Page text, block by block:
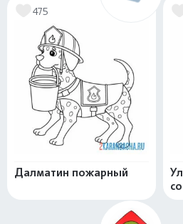
475
Далматин пожарный